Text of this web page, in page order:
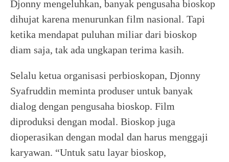
Djonny mengeluhkan, banyak pengusaha bioskop
dihujat karena menurunkan film nasional. Tapi
ketika mendapat puluhan miliar dari bioskop
diam saja, tak ada ungkapan terima kasih.
Selalu ketua organisasi perbioskopan, Djonny
Syafruddin meminta produser untuk banyak
dialog dengan pengusaha bioskop. Film
diproduksi dengan modal. Bioskop juga
dioperasikan dengan modal dan harus menggaji
karyawan. “Untuk satu layar bioskop,